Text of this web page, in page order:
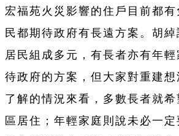
宏福苑火災影響的住戶目前都
民都期待政府有長遠方案。胡
居民組成多元，有長者亦有年
待政府的方案，但大家對重建
了解的情況來看，多數長者就
區居住；年輕家庭則說未必一